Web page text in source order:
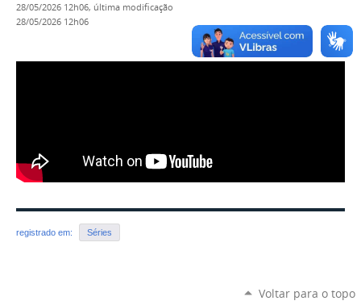
28/05/2026 12h06, última modificação
28/05/2026 12h06
registrado em: Séries
Voltar para o topo